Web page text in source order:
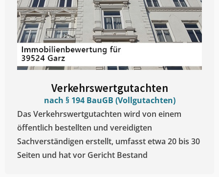
Verkehrswertgutachten
nach § 194 BauGB (Vollgutachten)
Das Verkehrswertgutachten wird von einem
öffentlich bestellten und vereidigten
Sachverständigen erstellt, umfasst etwa 20 bis 30
Seiten und hat vor Gericht Bestand